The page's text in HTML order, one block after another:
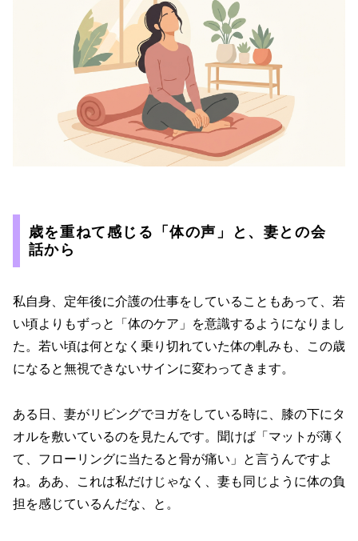
歳を重ねて感じる「体の声」と、妻との会
話から
私自身、定年後に介護の仕事をしていることもあって、若
い頃よりもずっと「体のケア」を意識するようになりまし
た。若い頃は何となく乗り切れていた体の軋みも、この歳
になると無視できないサインに変わってきます。
ある日、妻がリビングでヨガをしている時に、膝の下にタ
オルを敷いているのを見たんです。聞けば「マットが薄く
て、フローリングに当たると骨が痛い」と言うんですよ
ね。ああ、これは私だけじゃなく、妻も同じように体の負
担を感じているんだな、と。